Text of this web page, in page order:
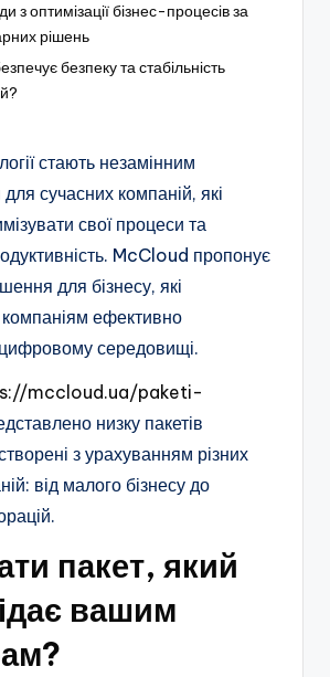
з оптимізації бізнес-процесів за
рішень
безпеку та стабільність
стають незамінним
сучасних компаній, які
свої процеси та
McCloud пропонує
для бізнесу, які
ефективно
середовищі.
mccloud.ua/paketi-
низку пакетів
з урахуванням різних
від малого бізнесу до
пакет, який
вашим